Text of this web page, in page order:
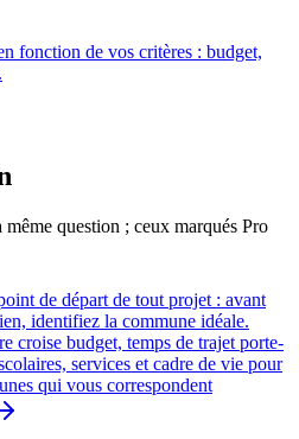
fonction de vos critères : budget,
question ; ceux marqués Pro
de départ de tout projet : avant
identifiez la commune idéale.
croise budget, temps de trajet porte-
services et cadre de vie pour
qui vous correspondent